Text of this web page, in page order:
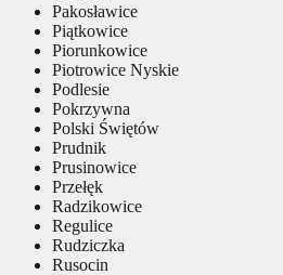
Pakosławice
Piątkowice
Piorunkowice
Piotrowice Nyskie
Podlesie
Pokrzywna
Polski Świętów
Prudnik
Prusinowice
Przełęk
Radzikowice
Regulice
Rudziczka
Rusocin